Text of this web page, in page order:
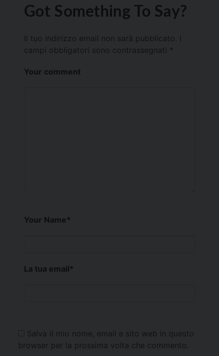
Got Something To Say?
Il tuo indirizzo email non sarà pubblicato.
campi obbligatori sono contrassegnati *
Your comment
Your Name*
La tua email*
Salva il mio nome, email e sito web in questo
browser per la prossima volta che commento.